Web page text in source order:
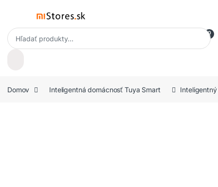
0
Products search
Domov Inteligentná domácnosť Tuya Smart